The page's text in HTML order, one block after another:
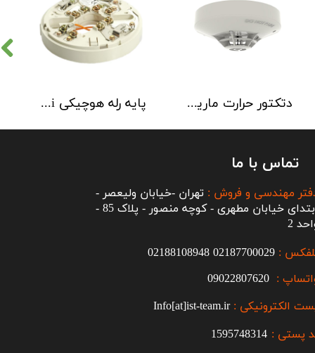
پایه رله هوچیکی Hochiki مدل YBO R/6R دتکتور حرارت مارین 90 درجه هوچیکی Hochiki مدل DCD-CE3M
تماس با ما
:
02187700029
02188108948
الکترونیکی :Info[at]ist-team.ir
:
مهندسی و فروش : تهران -خیابان ولیعصر -
ابتدای خیابان مطهری - کوچه منصور - پلاک 85 -
2
پستی : 1595748314